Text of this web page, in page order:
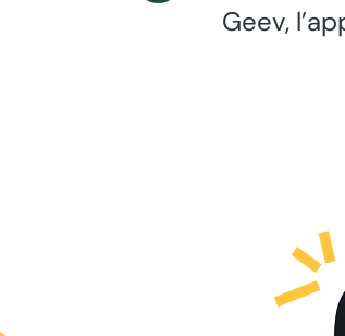
Geev,